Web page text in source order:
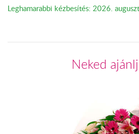
Leghamarabbi kézbesítés: 2026.
Neked